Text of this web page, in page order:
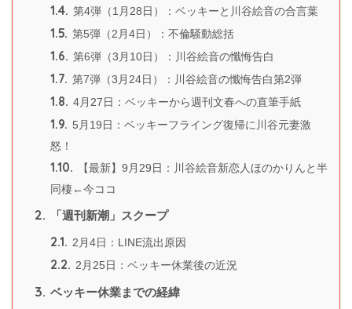
1.4. 第4弾（1月28日）：ベッキーと川谷絵音の合言葉
1.5. 第5弾（2月4日）：不倫騒動総括
1.6. 第6弾（3月10日）：川谷絵音の懺悔告白
1.7. 第7弾（3月24日）：川谷絵音の懺悔告白第2弾
1.8. 4月27日：ベッキーから週刊文春への直筆手紙
1.9. 5月19日：ベッキーフライング復帰に川谷元妻激
怒！
1.10.
【最新】9月29日：川谷絵音新恋人ほのかりんと半
同棲←今ココ
2. 「週刊新潮」スクープ
2.1. 2月4日：LINE流出原因
2.2. 2月25日：ベッキー休業後の近況
3. ベッキー休業までの経緯